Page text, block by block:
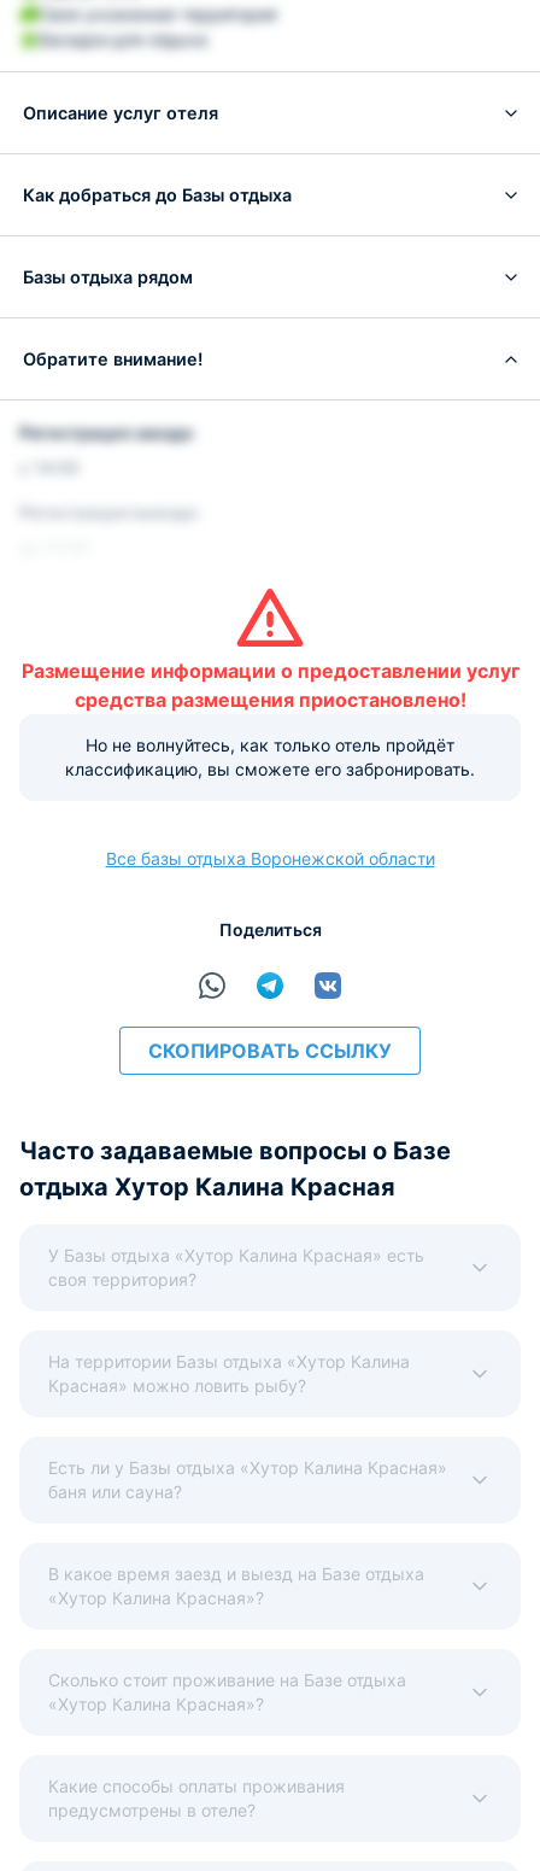
Своя ухоженная территория
Беседки для отдыха
Описание услуг отеля
Как добраться до Базы отдыха
Базы отдыха рядом
Обратите внимание!
Регистрация заезда:
Условия и правила проживания:
Размещение домашних животных не допускается.
Варианты оплаты, доступные на ресепшене:
Безналичный Visa Euro/Mastercard МИР
Размещение информации о предоставлении услуг
средства размещения приостановлено!
Но не волнуйтесь, как только отель пройдёт
классификацию, вы сможете его забронировать.
Все базы отдыха Воронежской области
Поделиться
СКОПИРОВАТЬ ССЫЛКУ
Часто задаваемые вопросы о Базе
отдыха Хутор Калина Красная
У Базы отдыха «Хутор Калина Красная» есть
своя территория?
На территории Базы отдыха «Хутор Калина
Красная» можно ловить рыбу?
Есть ли у Базы отдыха «Хутор Калина Красная»
баня или сауна?
В какое время заезд и выезд на Базе отдыха
«Хутор Калина Красная»?
Сколько стоит проживание на Базе отдыха
«Хутор Калина Красная»?
Какие способы оплаты проживания
предусмотрены в отеле?